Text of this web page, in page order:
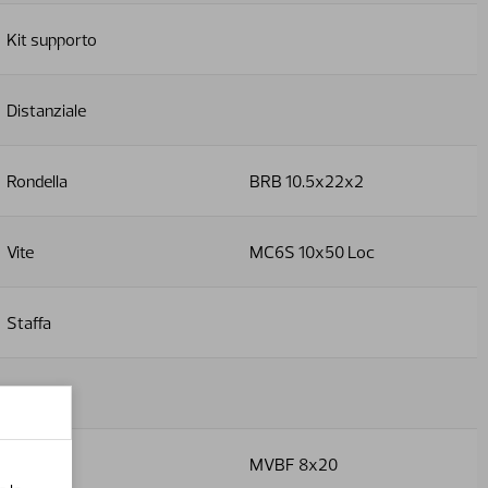
Kit supporto
Distanziale
Rondella BRB 10.5x22x2
Vite MC6S 10x50 Loc
Staffa
Staffa
MVBF 8x20